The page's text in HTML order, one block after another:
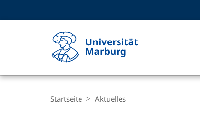
Philipps-
Navigation
Startseite Aktuelles